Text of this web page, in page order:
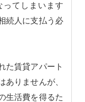
ってしまいます
続人に支払う必
た賃貸アパート
ありませんが、
生活費を得るた